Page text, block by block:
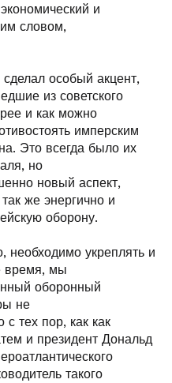
и
словом,
сделал особый акцент,
из советского
и как можно
имперским
Это всегда было их
но
новый аспект,
же энергично и
оборону.
необходимо укреплять и
время, мы
оборонный
не
с тех пор, как как
и президент Дональд
такого